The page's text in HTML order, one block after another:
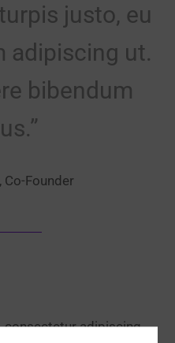
justo, eu
adipiscing ut.
bibendum
Co-Founder
consectetur adipiscing